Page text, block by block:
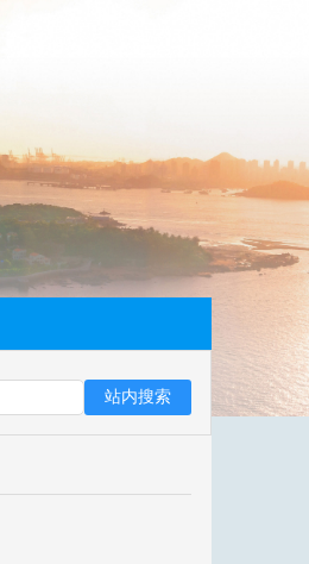
站内搜索